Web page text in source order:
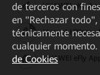
HUAWEI eKit App
Huawei HiKnow
HUAWEI eFly App
de terceros con
en "Rechazar
técnicamente
cualquier
de Cookies